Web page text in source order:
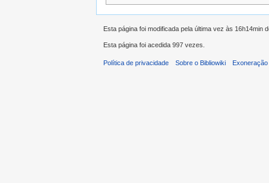
Esta página foi modificada pela última vez às 16h14min
Esta página foi acedida 997 vezes.
Política de privacidade Sobre o Bibliowiki